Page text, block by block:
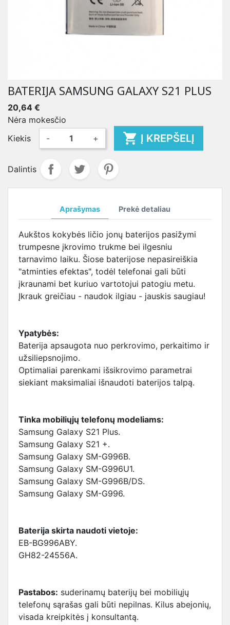
BATERIJA SAMSUNG GALAXY S21 PLUS
20,64 €
Nėra mokesčio
Kiekis
- +  Į KREPŠELĮ
Dalintis
Aprašymas Prekė detaliau
Aukštos kokybės ličio jonų baterijos pasižymi
trumpesne įkrovimo trukme bei ilgesniu
tarnavimo laiku. Šiose baterijose nepasireiškia
"atminties efektas", todėl telefonai gali būti
įkraunami bet kuriuo vartotojui patogiu metu.
Įkrauk greičiau - naudok ilgiau - jauskis saugiau!
Ypatybės:
Baterija apsaugota nuo perkrovimo, perkaitimo ir
užsiliepsnojimo.
Optimaliai parenkami išsikrovimo parametrai
siekiant maksimaliai išnaudoti baterijos talpą.
Tinka mobiliųjų telefonų modeliams:
Samsung Galaxy S21 Plus.
Samsung Galaxy S21 +.
Samsung Galaxy SM-G996B.
Samsung Galaxy SM-G996U1.
Samsung Galaxy SM-G996B/DS.
Samsung Galaxy SM-G996.
Baterija skirta naudoti vietoje:
EB-BG996ABY.
GH82-24556A.
Pastabos: suderinamų baterijų bei mobiliųjų
telefonų sąrašas gali būti nepilnas. Kilus abejonių,
visada kreipkitės į konsultantą.